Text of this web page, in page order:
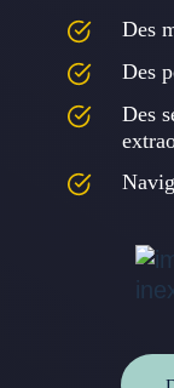
Des
Des
Des